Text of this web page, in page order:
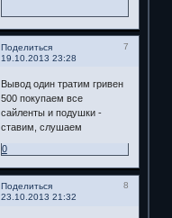
Поделиться
7
19.10.2013 23:28
Вывод один тратим гривен
500 покупаем все
сайленты и подушки -
ставим, слушаем
0
Поделиться
8
23.10.2013 21:32